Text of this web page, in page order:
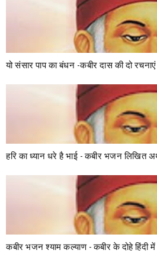
यो संसार पाप का बंधन -कबीर दास की दो रचनाएं
हरि का ध्यान धरे है भाई - कबीर भजन लिखित
कबीर भजन श्याम कल्याण - कबीर के दोहे हिंदी में